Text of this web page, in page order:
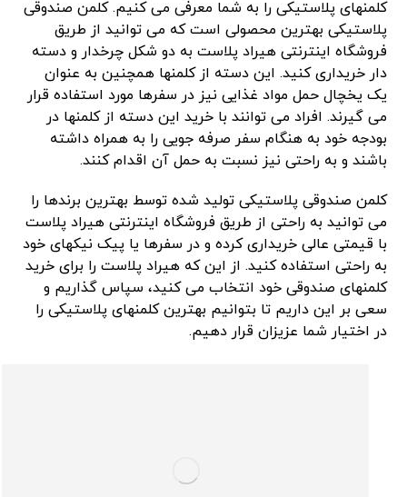
کلمنهای پلاستیکی را به شما معرفی می کنیم. کلمن صندوقی
پلاستیکی بهترین محصولی است که می توانید از طریق
فروشگاه اینترنتی هیراد پلاست به دو شکل چرخدار و دسته
دار خریداری کنید. این دسته از کلمنها همچنین به عنوان
یک یخچال حمل مواد غذایی نیز در سفرها مورد استفاده قرار
می گیرند. افراد می توانند با خرید این دسته از کلمنها در
بودجه خود به هنگام سفر صرفه جویی را به همراه داشته
باشند و به راحتی نیز نسبت به حمل آن اقدام کنند.
کلمن صندوقی پلاستیکی تولید شده توسط بهترین برندها را
می توانید به راحتی از طریق فروشگاه اینترنتی هیراد پلاست
با قیمتی عالی خریداری کرده و در سفرها یا پیک نیکهای خود
به راحتی استفاده کنید. از این که هیراد پلاست را برای خرید
کلمنهای صندوقی خود انتخاب می کنید، سپاس گذاریم و
سعی بر این داریم تا بتوانیم بهترین کلمنهای پلاستیکی را
در اختیار شما عزیزان قرار دهیم.